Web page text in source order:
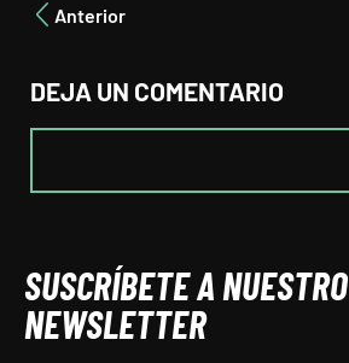
Anterior
DEJA UN COMENTARIO
SUSCRÍBETE A NUESTRO
NEWSLETTER